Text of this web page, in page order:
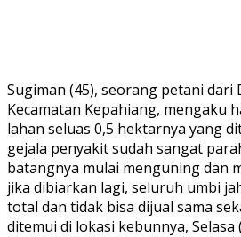
Sugiman (45), seorang petani dari
Kecamatan Kepahiang, mengaku
lahan seluas 0,5 hektarnya yang
gejala penyakit sudah sangat
batangnya mulai menguning dan
jika dibiarkan lagi, seluruh umbi
total dan tidak bisa dijual sama
ditemui di lokasi kebunnya, Selasa